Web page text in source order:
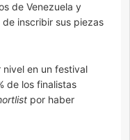
de Venezuela y
inscribir sus piezas
en un festival
de los finalistas
por haber